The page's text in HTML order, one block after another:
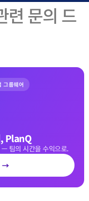
련 문의 드
그룹웨어
, PlanQ
— 팀의 시간을 수익으로.
→